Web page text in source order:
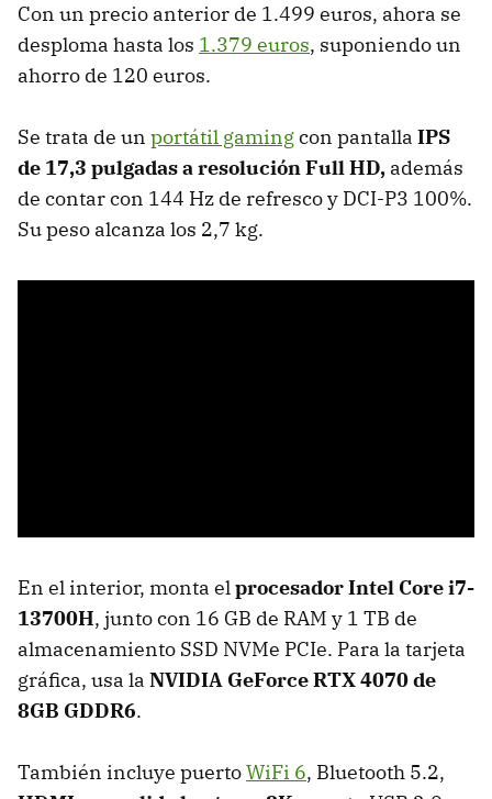
Con un precio anterior de 1.499 euros, ahora se
desploma hasta los 1.379 euros, suponiendo un
ahorro de 120 euros.
Se trata de un portátil gamingcon pantalla IPS
de 17,3 pulgadas a resolución Full HD, además
de contar con 144 Hz de refresco y DCI-P3 100%.
Su peso alcanza los 2,7 kg.
En el interior, monta elprocesador Intel Core i7-
13700H, junto con 16 GB de RAM y 1 TB de
almacenamiento SSD NVMe PCIe. Para la tarjeta
gráfica, usa la NVIDIA GeForce RTX 4070 de
8GB GDDR6.
También incluye puertoWiFi 6, Bluetooth 5.2,